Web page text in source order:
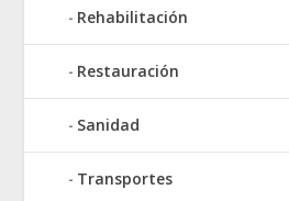
Rehabilitación
Restauración
Sanidad
Transportes